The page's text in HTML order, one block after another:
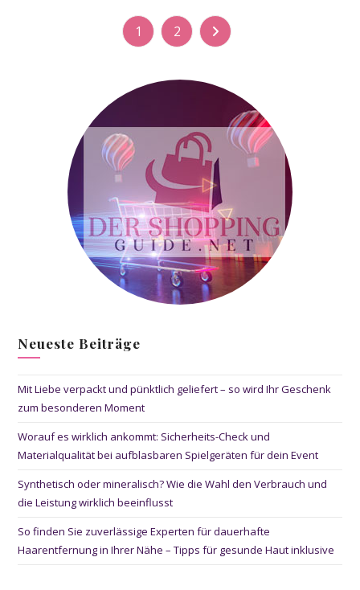
1 2 Zur nächsten Seite
Neueste Beiträge
Mit Liebe verpackt und pünktlich geliefert – so wird Ihr Geschenk
zum besonderen Moment
Worauf es wirklich ankommt: Sicherheits-Check und
Materialqualität bei aufblasbaren Spielgeräten für dein Event
Synthetisch oder mineralisch? Wie die Wahl den Verbrauch und
die Leistung wirklich beeinflusst
So finden Sie zuverlässige Experten für dauerhafte
Haarentfernung in Ihrer Nähe – Tipps für gesunde Haut inklusive